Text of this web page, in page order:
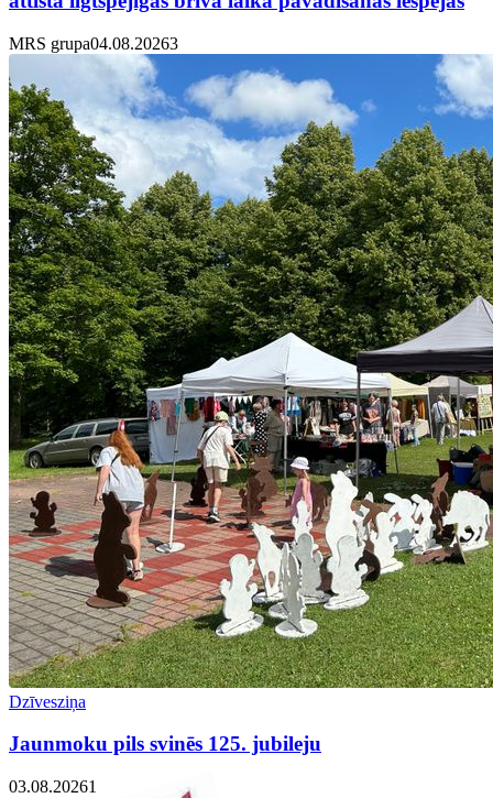
MRS grupa04.08.20263
Dzīvesziņa
Jaunmoku pils svinēs 125. jubileju
03.08.20261